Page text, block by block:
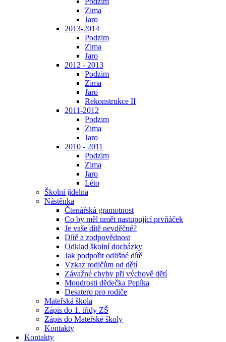
Zima
Jaro
2013-2014
Podzim
Zima
Jaro
2012 - 2013
Podzim
Zima
Jaro
Rekonstrukce II
2011-2012
Podzim
Zima
Jaro
2010 - 2011
Podzim
Zima
Jaro
Léto
Školní jídelna
Nástěnka
Čtenářská gramotnost
Co by měl umět nastupující prvňáček
Je vaše dítě nevděčné?
Dítě a zodpovědnost
Odklad školní docházky
Jak podpořit odlišné dítě
Vzkaz rodičům od dětí
Závažné chyby při výchově dětí
Moudrosti dědečka Pepíka
Desatero pro rodiče
Mateřská škola
Zápis do 1. třídy ZŠ
Zápis do Mateřské školy
Kontakty
Kontakty